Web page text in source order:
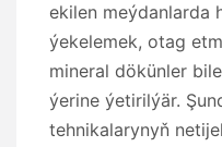
ekilen meýdanlarda
ýekelemek, otag
mineral dökünler
ýerine ýetirilýär.
tehnikalarynyň